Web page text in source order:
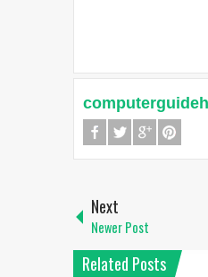
Next
Newer Post
Related Posts